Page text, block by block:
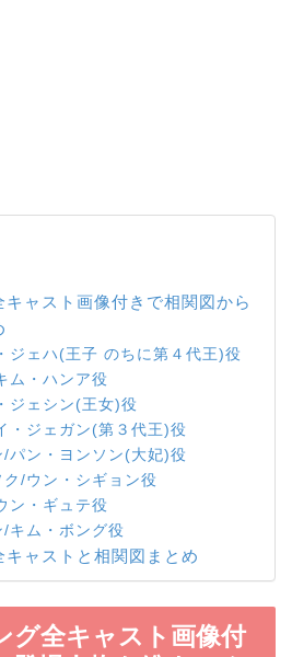
ャスト画像付きで相関図から
ジェハ(王子 のちに第４代王)役
ム・ハンア役
ジェシン(王女)役
・ジェガン(第３代王)役
/パン・ヨンソン(大妃)役
/ウン・シギョン役
ン・ギュテ役
キム・ボング役
ャストと相関図まとめ
グ全キャスト画像付